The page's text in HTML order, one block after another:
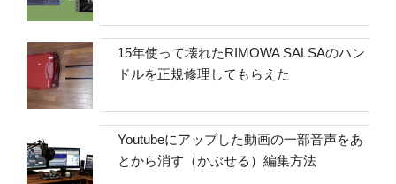
15年使って壊れたRIMOWA SALSAのハン
ドルを正規修理してもらえた
Youtubeにアップした動画の一部音声をあ
とから消す（かぶせる）編集方法